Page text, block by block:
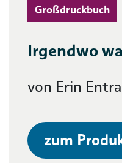
Großdruckbuch
Irgendwo
von Erin
zum